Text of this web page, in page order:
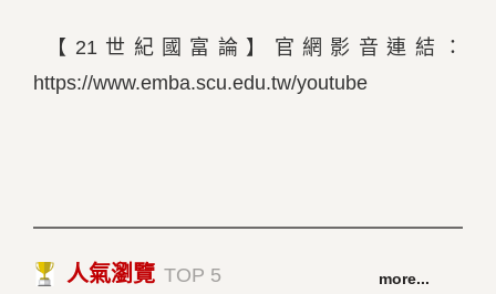
【21世紀國富論】官網影音連結：
https://www.emba.scu.edu.tw/youtube
人氣瀏覽 TOP 5 more...